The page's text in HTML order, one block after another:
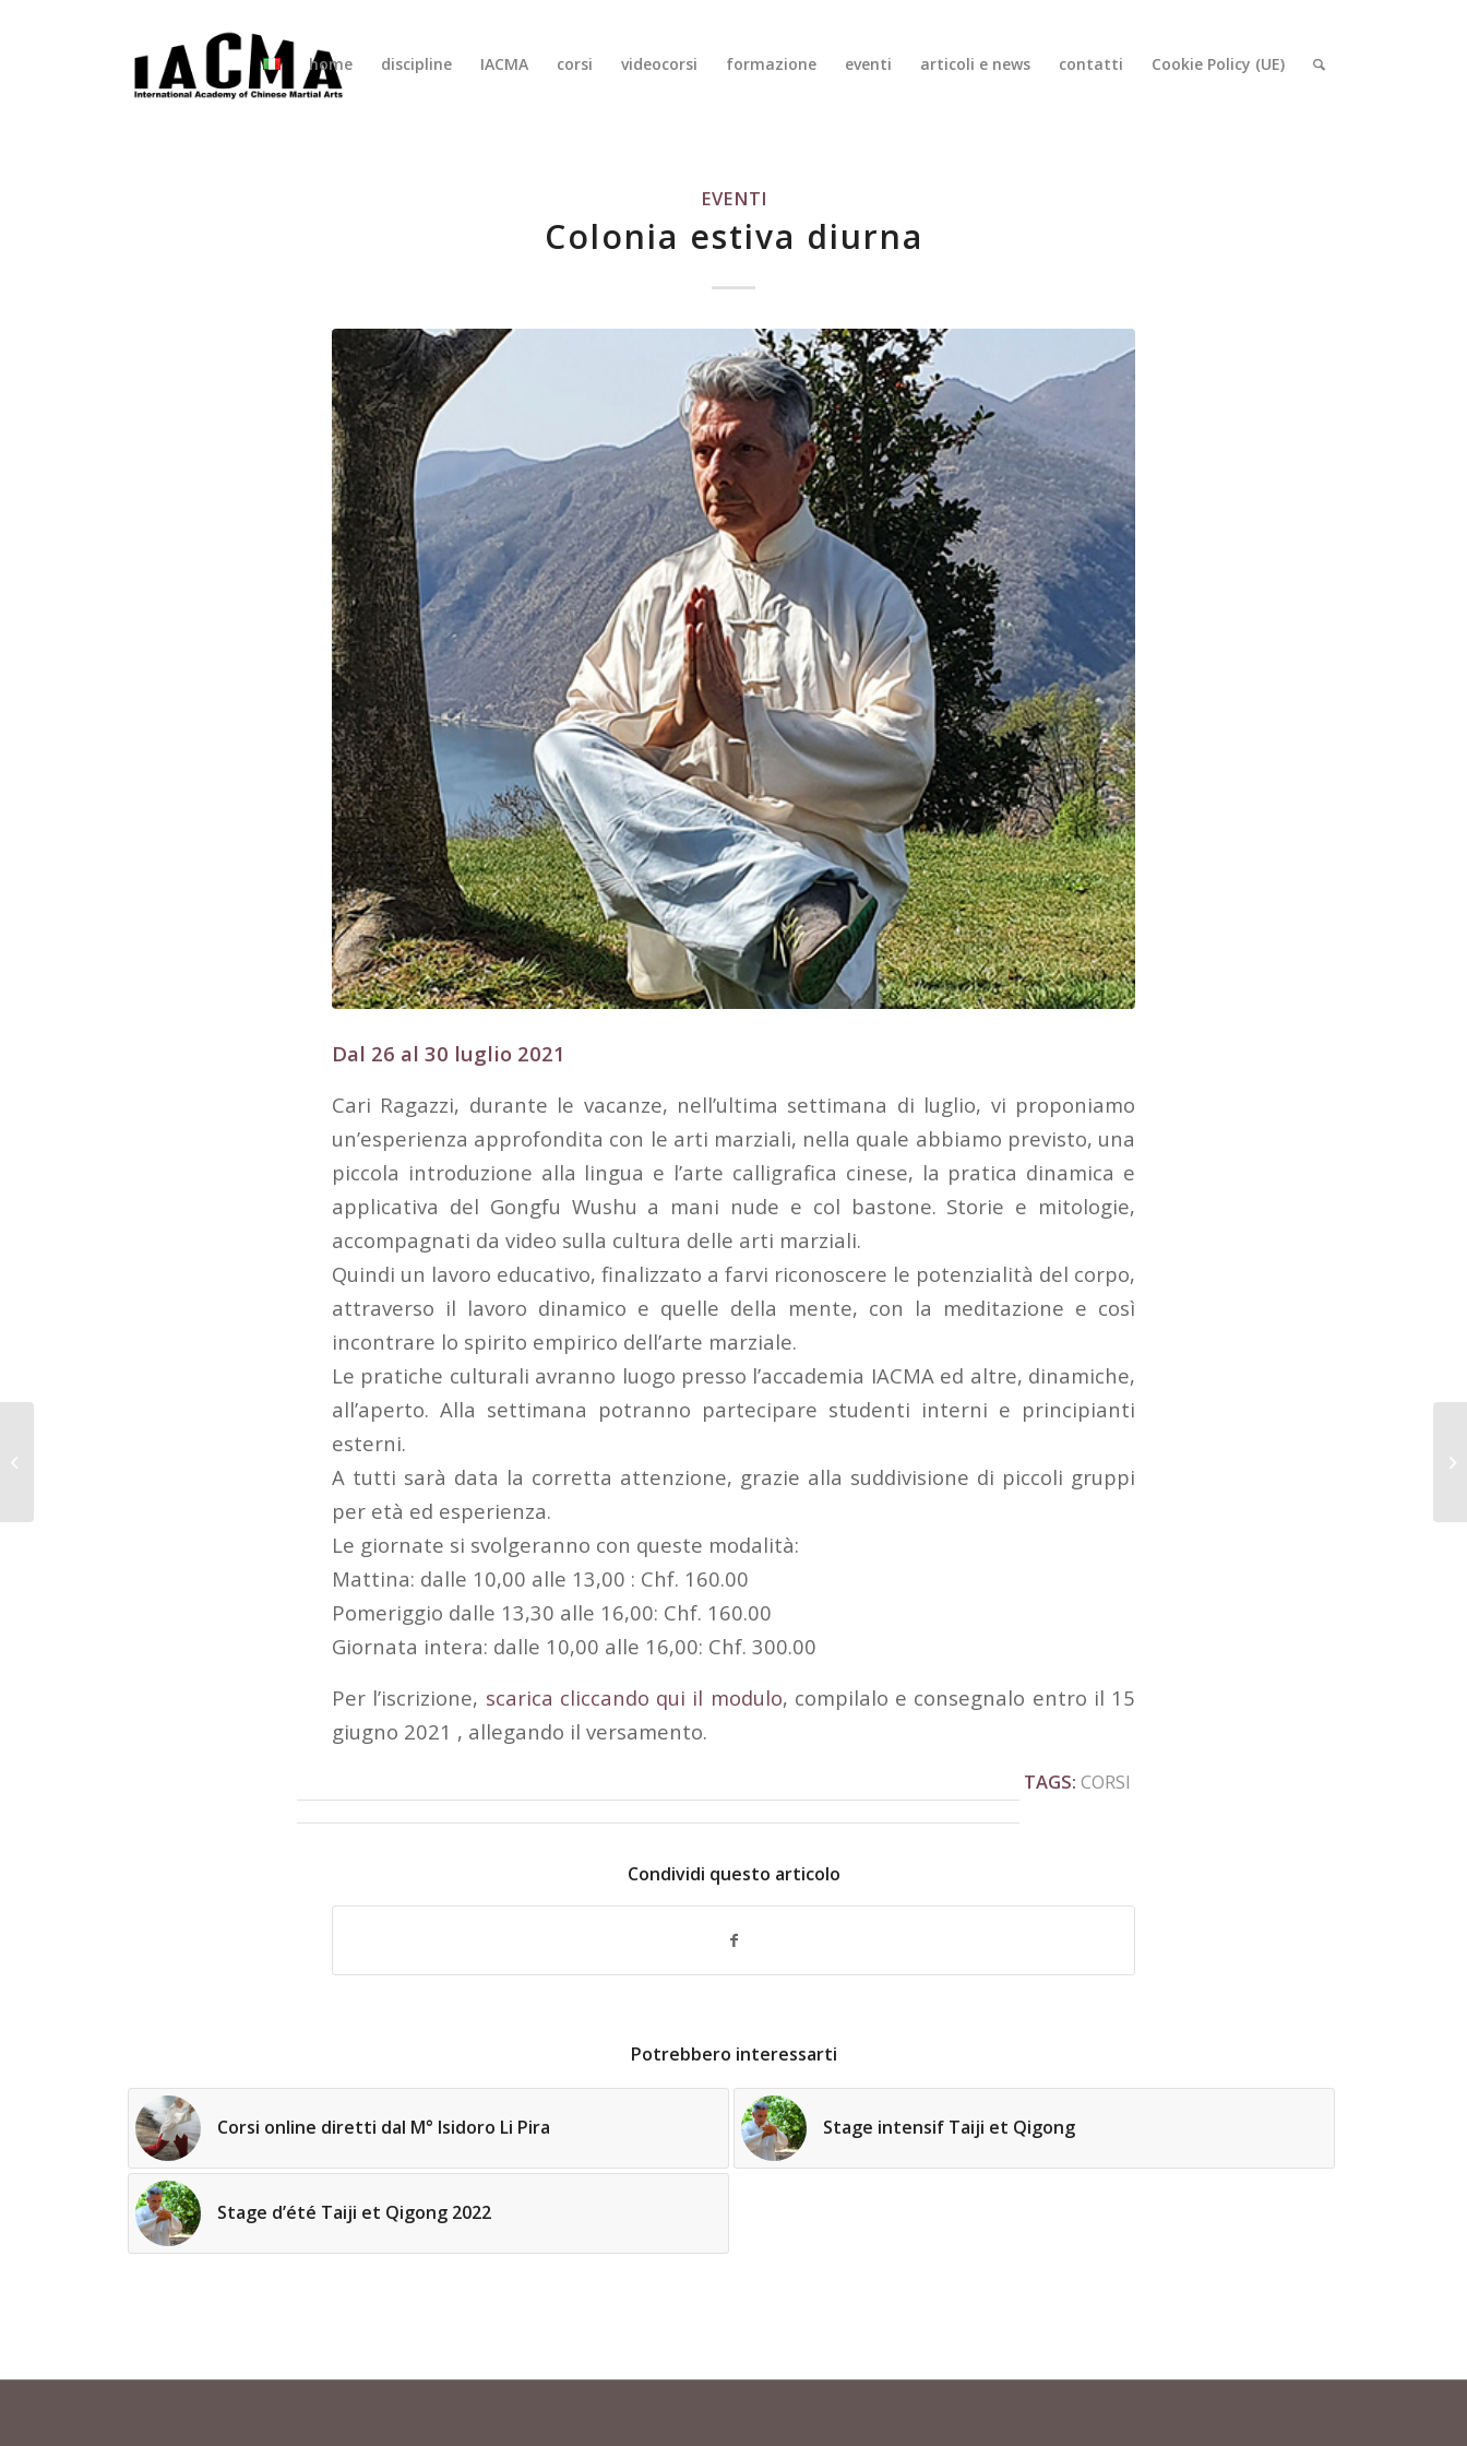
home discipline IACMA corsi videocorsi formazione eventi articoli e news contatti Cookie Policy (UE)
EVENTI
Colonia estiva diurna
Dal 26 al 30 luglio 2021
Cari Ragazzi, durante le vacanze, nell’ultima settimana di luglio, vi proponiamo
un’esperienza approfondita con le arti marziali, nella quale abbiamo previsto, una
piccola introduzione alla lingua e l’arte calligrafica cinese, la pratica dinamica e
applicativa del Gongfu Wushu a mani nude e col bastone. Storie e mitologie,
accompagnati da video sulla cultura delle arti marziali.
Quindi un lavoro educativo, finalizzato a farvi riconoscere le potenzialità del corpo,
attraverso il lavoro dinamico e quelle della mente, con la meditazione e così
incontrare lo spirito empirico dell’arte marziale.
Le pratiche culturali avranno luogo presso l’accademia IACMA ed altre, dinamiche,
all’aperto. Alla settimana potranno partecipare studenti interni e principianti
esterni.
A tutti sarà data la corretta attenzione, grazie alla suddivisione di piccoli gruppi
per età ed esperienza.
Le giornate si svolgeranno con queste modalità:
Mattina: dalle 10,00 alle 13,00 : Chf. 160.00
Pomeriggio dalle 13,30 alle 16,00: Chf. 160.00
Giornata intera: dalle 10,00 alle 16,00: Chf. 300.00
Per l’iscrizione, scarica cliccando qui il modulo, compilalo e consegnalo entro il 15
giugno 2021 , allegando il versamento.
TAGS: CORSI
Condividi questo articolo
Potrebbero interessarti
Corsi online diretti dal M° Isidoro Li Pira Stage intensif Taiji et Qigong
Stage d’été Taiji et Qigong 2022